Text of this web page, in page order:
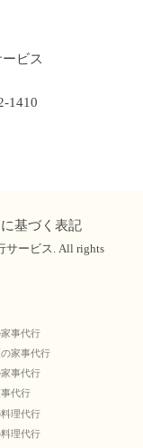
ビス
1410
基づく表記
サービス. All rights
事代行
家事代行
事代行
代行
理代行
理代行